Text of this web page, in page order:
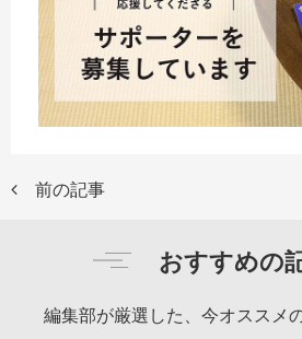
前の記事
おすすめの
編集部が厳選した、今オススメ